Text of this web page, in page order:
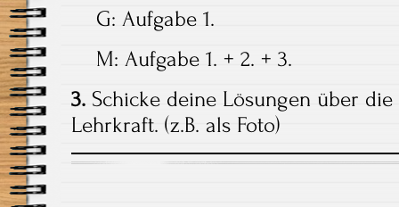
G: Aufgabe 1.
M: Aufgabe 1. + 2. + 3.
3. Schicke deine Lösungen über
Lehrkraft. (z.B. als Foto)